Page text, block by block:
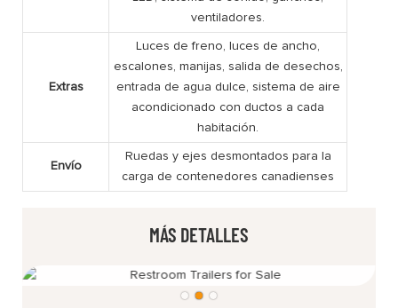
ventiladores.
Extras
Luces de freno, luces de ancho,
escalones, manijas, salida de desechos,
entrada de agua dulce, sistema de aire
acondicionado con ductos a cada
habitación.
Envío
Ruedas y ejes desmontados para la
carga de contenedores canadienses
MÁS DETALLES